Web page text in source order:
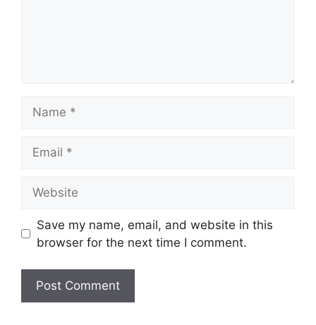
Save my name, email, and website in this
browser for the next time I comment.